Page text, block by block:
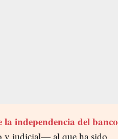
la independencia del banco
y judicial— al que ha sido